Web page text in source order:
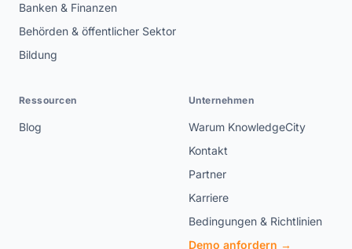
Banken & Finanzen
Behörden & öffentlicher Sektor
Bildung
Ressourcen
Blog
Unternehmen
Warum KnowledgeCity
Kontakt
Partner
Karriere
Bedingungen & Richtlinien
Demo anfordern →